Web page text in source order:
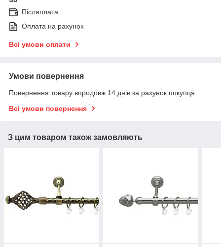
Післяплата
Оплата на рахунок
Всі умови оплати
Умови повернення
Повернення товару впродовж 14 днів за рахунок покупця
Всі умови повернення
З цим товаром також замовляють